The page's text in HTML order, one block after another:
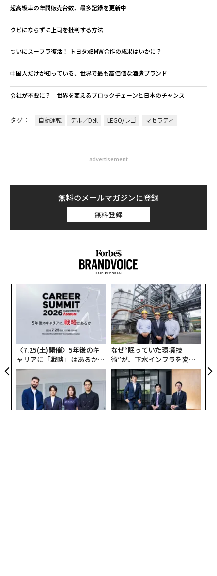
超高級車の年間販売台数、最多記録を更新中
クビにならずに上司を批判する方法
ついにスープラ復活！ トヨタxBMW合作の成果はいかに？
中国人だけが知っている、世界で最も高価値な酒造ブランド
会社が不要に？ 世界を変えるブロックチェーンと日本のチャンス
タグ： 自動運転 デル／Dell LEGO/レゴ マセラティ
advertisement
無料のメールマガジンに登録
無料登録
〈7.25(土)開催〉5年後のキ
ャリアに「戦略」はあるか。
トップエグゼクティブのキャ
リアに触れる1日│CAREER S
UMMIT 2026
なぜ“眠っていた環境技
術”が、下水インフラを変え
たのか──産総研×月島JFE
アクアソリューションの10年